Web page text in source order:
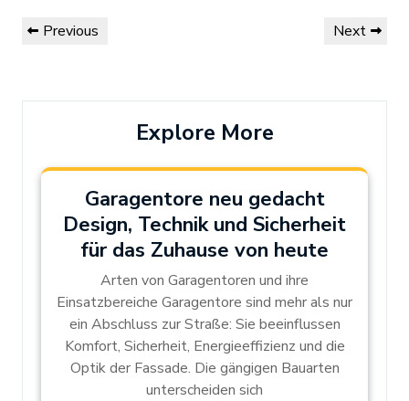
Post
navigation
Previous
Previous
Next
Next
Explore More
Garagentore neu gedacht
Design, Technik und Sicherheit
für das Zuhause von heute
Arten von Garagentoren und ihre
Einsatzbereiche Garagentore sind mehr als nur
ein Abschluss zur Straße: Sie beeinflussen
Komfort, Sicherheit, Energieeffizienz und die
Optik der Fassade. Die gängigen Bauarten
unterscheiden sich